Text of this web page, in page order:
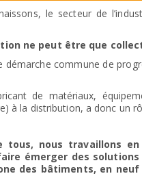
le secteur de
ne peut être que
commune de
de matériaux,
à la distribution, a donc un
tous, nous travaillons en
émerger des solutions
des bâtiments, en neuf